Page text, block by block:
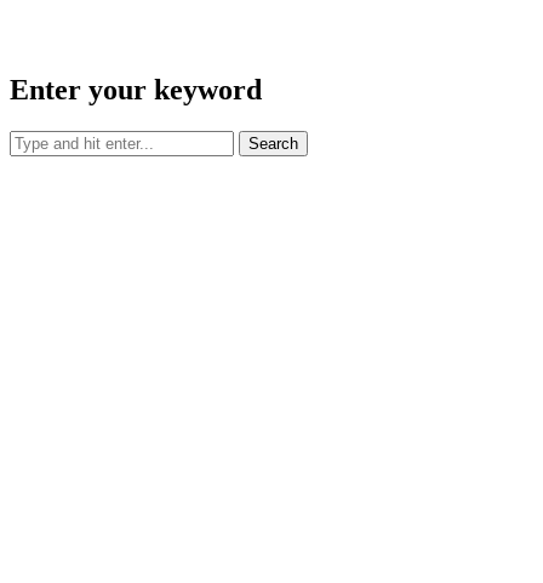
Enter your keyword
Search